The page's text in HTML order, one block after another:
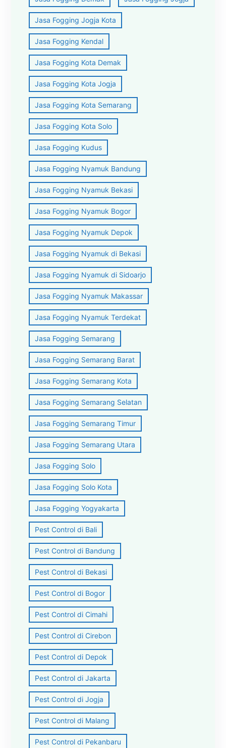
Jasa Fogging Jogja Kota
Jasa Fogging Kendal
Jasa Fogging Kota Demak
Jasa Fogging Kota Jogja
Jasa Fogging Kota Semarang
Jasa Fogging Kota Solo
Jasa Fogging Kudus
Jasa Fogging Nyamuk Bandung
Jasa Fogging Nyamuk Bekasi
Jasa Fogging Nyamuk Bogor
Jasa Fogging Nyamuk Depok
Jasa Fogging Nyamuk di Bekasi
Jasa Fogging Nyamuk di Sidoarjo
Jasa Fogging Nyamuk Makassar
Jasa Fogging Nyamuk Terdekat
Jasa Fogging Semarang
Jasa Fogging Semarang Barat
Jasa Fogging Semarang Kota
Jasa Fogging Semarang Selatan
Jasa Fogging Semarang Timur
Jasa Fogging Semarang Utara
Jasa Fogging Solo
Jasa Fogging Solo Kota
Jasa Fogging Yogyakarta
Pest Control di Bali
Pest Control di Bandung
Pest Control di Bekasi
Pest Control di Bogor
Pest Control di Cimahi
Pest Control di Cirebon
Pest Control di Depok
Pest Control di Jakarta
Pest Control di Jogja
Pest Control di Malang
Pest Control di Pekanbaru